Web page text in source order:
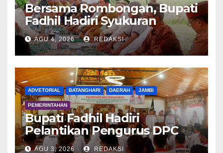
Bersama Rombongan, Bupati
Fadhil Hadiri Syukuran
Tanam Padi di Terusan
AGU 4, 2026 REDAKSI
ADVETORIAL BATANGHARI DAERAH JAMBI
PEMERINTAHAN
Bupati Fadhil Hadiri
Pelantikan Pengurus DPC
APDESI MP
AGU 3, 2026 REDAKSI